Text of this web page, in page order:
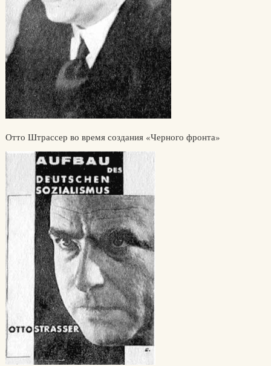
Отто Штрассер во время создания «Черного фронта»